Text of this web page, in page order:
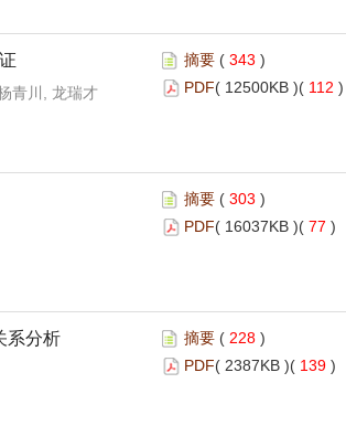
青川, 龙瑞才
摘要 ( 343 )
PDF( 12500KB )( 112 )
摘要 ( 303 )
PDF( 16037KB )( 77 )
系分析 摘要 ( 228 )
PDF( 2387KB )( 139 )